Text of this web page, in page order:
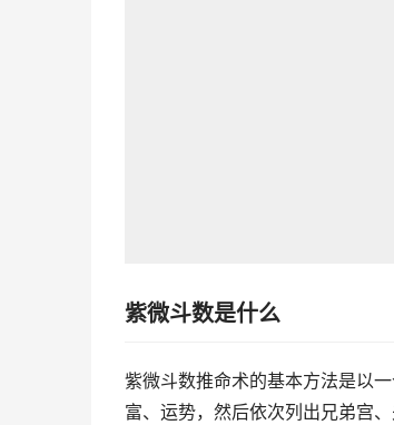
紫微斗数是什么
紫微斗数推命术的基本方法是以
富、运势，然后依次列出兄弟宫